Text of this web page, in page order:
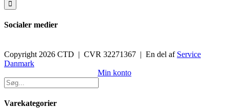
Socialer medier
Copyright 2026 CTD | CVR 32271367 | En del af Service
Danmark
Sliding
Bar
Area
Min konto
Varekategorier